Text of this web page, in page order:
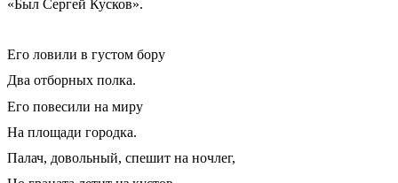
«Был Сергей Кусков».
Его ловили в густом бору
Два отборных полка.
Его повесили на миру
На площади городка.
Палач, довольный, спешит на ночлег,